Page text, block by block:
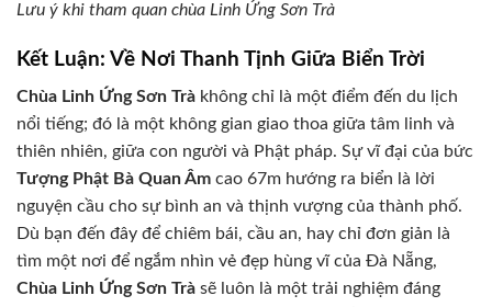
Lưu ý khi tham quan chùa Linh Ứng Sơn Trà
Kết Luận: Về Nơi Thanh Tịnh Giữa Biển Trời
Chùa Linh Ứng Sơn Trà không chỉ là một điểm đến du lịch
nổi tiếng; đó là một không gian giao thoa giữa tâm linh và
thiên nhiên, giữa con người và Phật pháp. Sự vĩ đại của bức
Tượng Phật Bà Quan Âm cao 67m hướng ra biển là lời
nguyện cầu cho sự bình an và thịnh vượng của thành phố.
Dù bạn đến đây để chiêm bái, cầu an, hay chỉ đơn giản là
tìm một nơi để ngắm nhìn vẻ đẹp hùng vĩ của Đà Nẵng,
Chùa Linh Ứng Sơn Trà sẽ luôn là một trải nghiệm đáng